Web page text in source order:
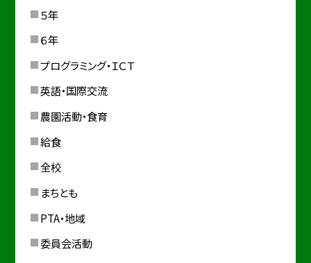
５年
６年
プログラミング・ＩＣＴ
英語・国際交流
農園活動・食育
給食
全校
まちとも
PTA・地域
委員会活動